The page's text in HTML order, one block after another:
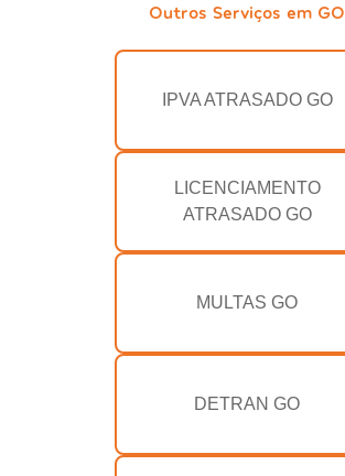
Outros Serviços em GO
IPVA ATRASADO GO
LICENCIAMENTO
ATRASADO GO
MULTAS GO
DETRAN GO